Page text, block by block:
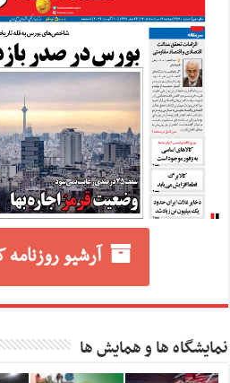
آرشیو
نمایشگاه ها و همایش ها